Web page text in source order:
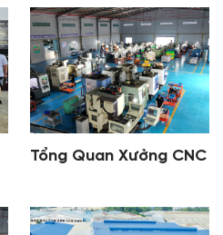
Tổng Quan Xưởng CNC